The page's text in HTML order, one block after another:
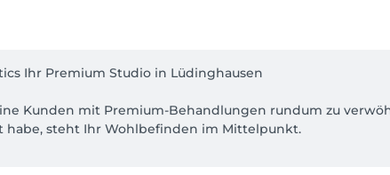
Ihr Premium Studio in Lüdinghausen
Kunden mit Premium-Behandlungen rundum zu
habe, steht Ihr Wohlbefinden im Mittelpunkt.